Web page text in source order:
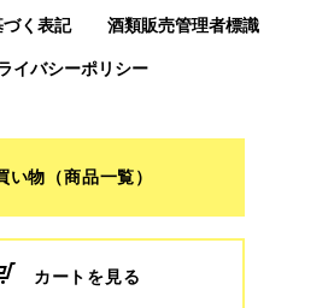
く表記 酒類販売管理者標識
イバシーポリシー
い物（商品一覧）
カートを見る